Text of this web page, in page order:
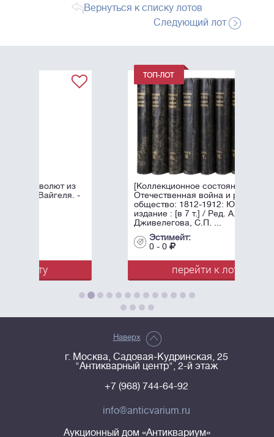
Вернуться к списку лотов
Следующий лот
[Коллекционное состояние].
Отечественная война и русское
общество: 1812-1912: Юбилейное
издание : [в 7 т.] / Ред. А.К.
Дживелегова, С.П. ...
Эстимейт:
перейти к лоту
Наверх
г. Москва, Садовая-Кудринская, 25
"Антикварный центр", 2-й этаж
+7 (968) 744-64-92
info@anticvarium.ru
Аукционный дом «Антиквариум»